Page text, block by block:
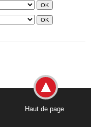
Haut de page